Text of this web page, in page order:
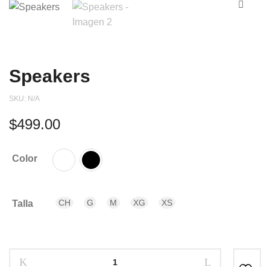
Speakers
SKU: N/A
$499.00
Color
Talla CH G M XG XS